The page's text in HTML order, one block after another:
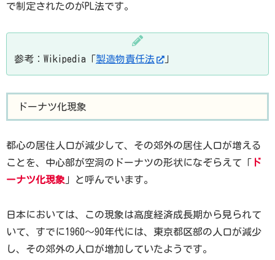
で制定されたのがPL法です。
参考：Wikipedia「製造物責任法 」
ドーナツ化現象
都心の居住人口が減少して、その郊外の居住人口が増える
ことを、中心部が空洞のドーナツの形状になぞらえて「 ド
ーナツ化現象 」と呼んでいます。
日本においては、この現象は高度経済成長期から見られて
いて、すでに1960～90年代には、東京都区部の人口が減少
し、その郊外の人口が増加していたようです。